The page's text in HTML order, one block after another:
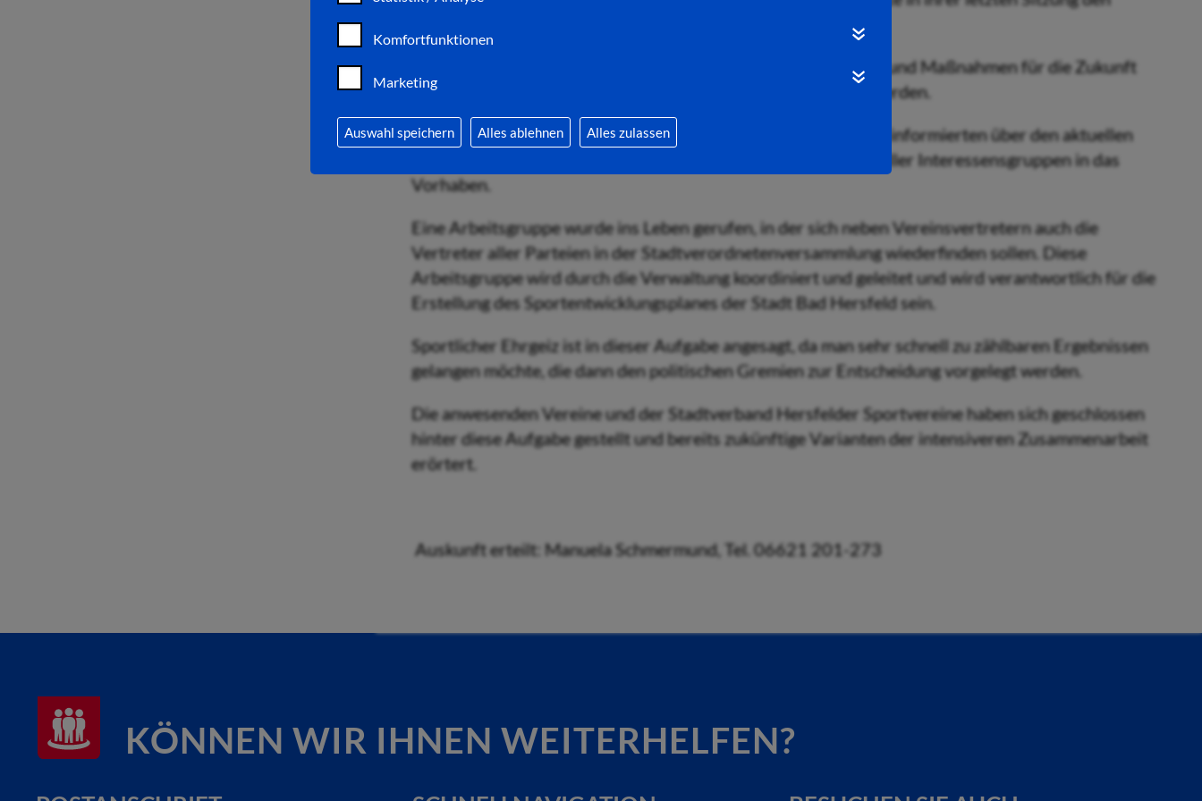
Komfortfunktionen
Marketing
Auswahl speichern Alles ablehnen Alles zulassen
Ausgehend von einer Sachstandsanalyse sollen darin die Ziele und Maßnahmen für die Zukunft
des Bad Hersfelder Breiten- und Leistungssports erarbeitet werden.
Fachbereichsleiter Matthias Heyer und Manuela Schmermund informierten über den aktuellen
Stand, die nächsten Entwicklungsschritte und die Einbindung aller Interessensgruppen in das
Vorhaben.
Eine Arbeitsgruppe wurde ins Leben gerufen, in der sich neben Vereinsvertretern auch die
Vertreter aller Parteien in der Stadtverordnetenversammlung wiederfinden sollen. Diese
Arbeitsgruppe wird durch die Verwaltung koordiniert und geleitet und wird verantwortlich für die
Erstellung des Sportentwicklungsplanes der Stadt Bad Hersfeld sein.
Sportlicher Ehrgeiz ist in dieser Aufgabe angesagt, da man sehr schnell zu zählbaren Ergebnissen
gelangen möchte, die dann den politischen Gremien zur Entscheidung vorgelegt werden.
Die anwesenden Vereine und der Stadtverband Hersfelder Sportvereine haben sich geschlossen
hinter diese Aufgabe gestellt und bereits zukünftige Varianten der intensiveren Zusammenarbeit
erörtert.
Auskunft erteilt: Manuela Schmermund, Tel. 06621 201-273
KÖNNEN WIR IHNEN WEITERHELFEN?